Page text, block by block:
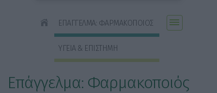
ΕΠΑΓΓΕΛΜΑ: ΦΑΡΜΑΚΟΠΟΙΟΣ
ΥΓΕΙΑ & ΕΠΙΣΤΗΜΗ
Επάγγελμα: Φαρμακοποιός
ΕΠΙΛΟΓΕΣ ΕΜΦΑΝΙΣΗΣ ΑΡΘΡΩΝ: